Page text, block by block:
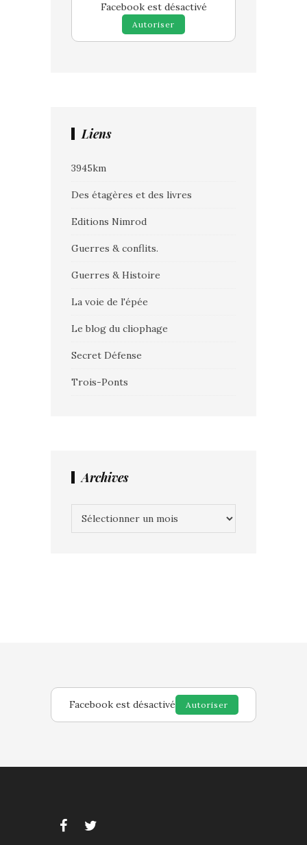
Facebook est désactivé
Autoriser
Liens
3945km
Des étagères et des livres
Editions Nimrod
Guerres & conflits.
Guerres & Histoire
La voie de l'épée
Le blog du cliophage
Secret Défense
Trois-Ponts
Archives
Facebook est désactivé Autoriser